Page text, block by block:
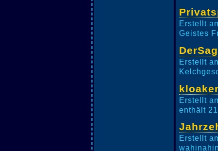
Erstellt
Geistes
Erstellt
Erstellt
enthält
Erstellt